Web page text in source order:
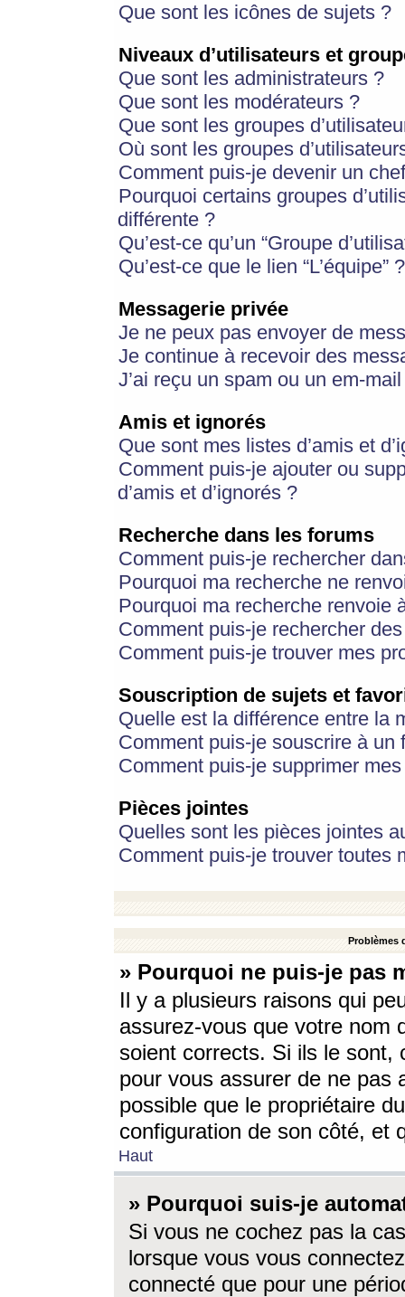
Que sont les icônes de sujets ?
Niveaux d’utilisateurs et
Que sont les administrateurs ?
Que sont les modérateurs ?
Que sont les groupes
Où sont les groupes
Comment puis-je devenir un
Pourquoi certains groupes
différente ?
Qu’est-ce qu’un “Groupe
Qu’est-ce que le lien “L’équipe” ?
Messagerie privée
Je ne peux pas envoyer de
Je continue à recevoir des
J’ai reçu un spam ou un em-
Amis et ignorés
Que sont mes listes d’amis et
Comment puis-je ajouter ou
d’amis et d’ignorés ?
Recherche dans les forums
Comment puis-je rechercher
Pourquoi ma recherche ne
Pourquoi ma recherche renvoie
Comment puis-je rechercher
Comment puis-je trouver mes
Souscription de sujets et
Quelle est la différence entre la
Comment puis-je souscrire à
Comment puis-je supprimer
Pièces jointes
Quelles sont les pièces jointes
Comment puis-je trouver toutes
Problèmes
» Pourquoi ne puis-je pas
Il y a plusieurs raisons qui
assurez-vous que votre nom
soient corrects. Si ils le sont,
pour vous assurer de ne pas
possible que le propriétaire
configuration de son côté, et
Haut
» Pourquoi suis-je
Si vous ne cochez pas la
lorsque vous vous
connecté que pour une